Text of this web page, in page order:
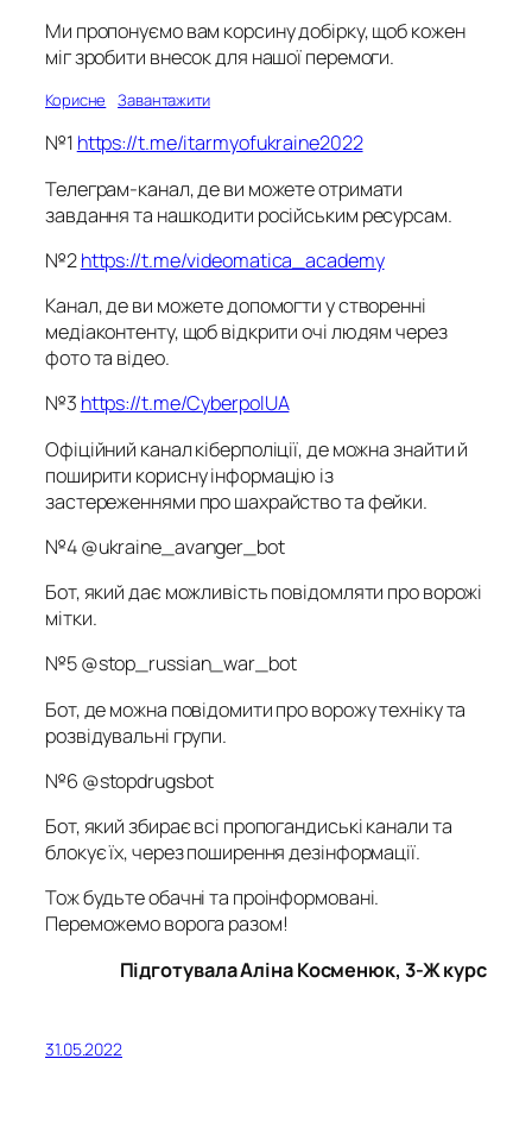
Ми пропонуємо вам корсину добірку, щоб кожен
міг зробити внесок для нашої перемоги.
Корисне Завантажити
№1 https://t.me/itarmyofukraine2022
Телеграм-канал, де ви можете отримати
завдання та нашкодити російським ресурсам.
№2https://t.me/videomatica_academy
Канал, де ви можете допомогти у створенні
медіаконтенту, щоб відкрити очі людям через
фото та відео.
№3 https://t.me/CyberpolUA
Офіційний канал кіберполіції, де можна знайти й
поширити корисну інформацію із
застереженнями про шахрайство та фейки.
№4 @ukraine_avanger_bot
Бот, який дає можливість повідомляти про ворожі
мітки.
№5 @stop_russian_war_bot
Бот, де можна повідомити про ворожу техніку та
розвідувальні групи.
№6 @stopdrugsbot
Бот, який збирає всі пропогандиські канали та
блокує їх, через поширення дезінформації.
Тож будьте обачні та проінформовані.
Переможемо ворога разом!
Підготувала Аліна Косменюк, 3-Ж курс
31.05.2022